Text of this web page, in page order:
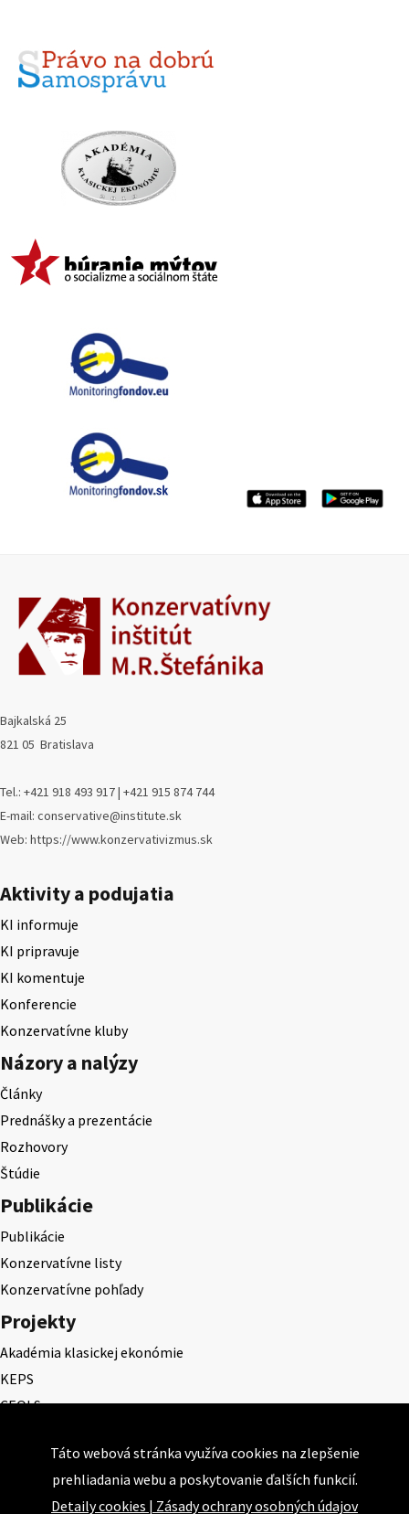
Bajkalská 25
821 05 Bratislava
Tel.: +421 918 493 917 | +421 915 874 744
E-mail: conservative@institute.sk
Web: https://www.konzervativizmus.sk
Aktivity a podujatia
KI informuje
KI pripravuje
KI komentuje
Konferencie
Konzervatívne kluby
Názory a nalýzy
Články
Prednášky a prezentácie
Rozhovory
Štúdie
Publikácie
Publikácie
Konzervatívne listy
Konzervatívne pohľady
Projekty
Akadémia klasickej ekonómie
KEPS
CEQLS
Cena Ernesta Valka
Študentská esej
Táto webová stránka využíva cookies na zlepšenie
prehliadania webu a poskytovanie ďalších funkcií.
Detaily cookies | Zásady ochrany osobných údajov